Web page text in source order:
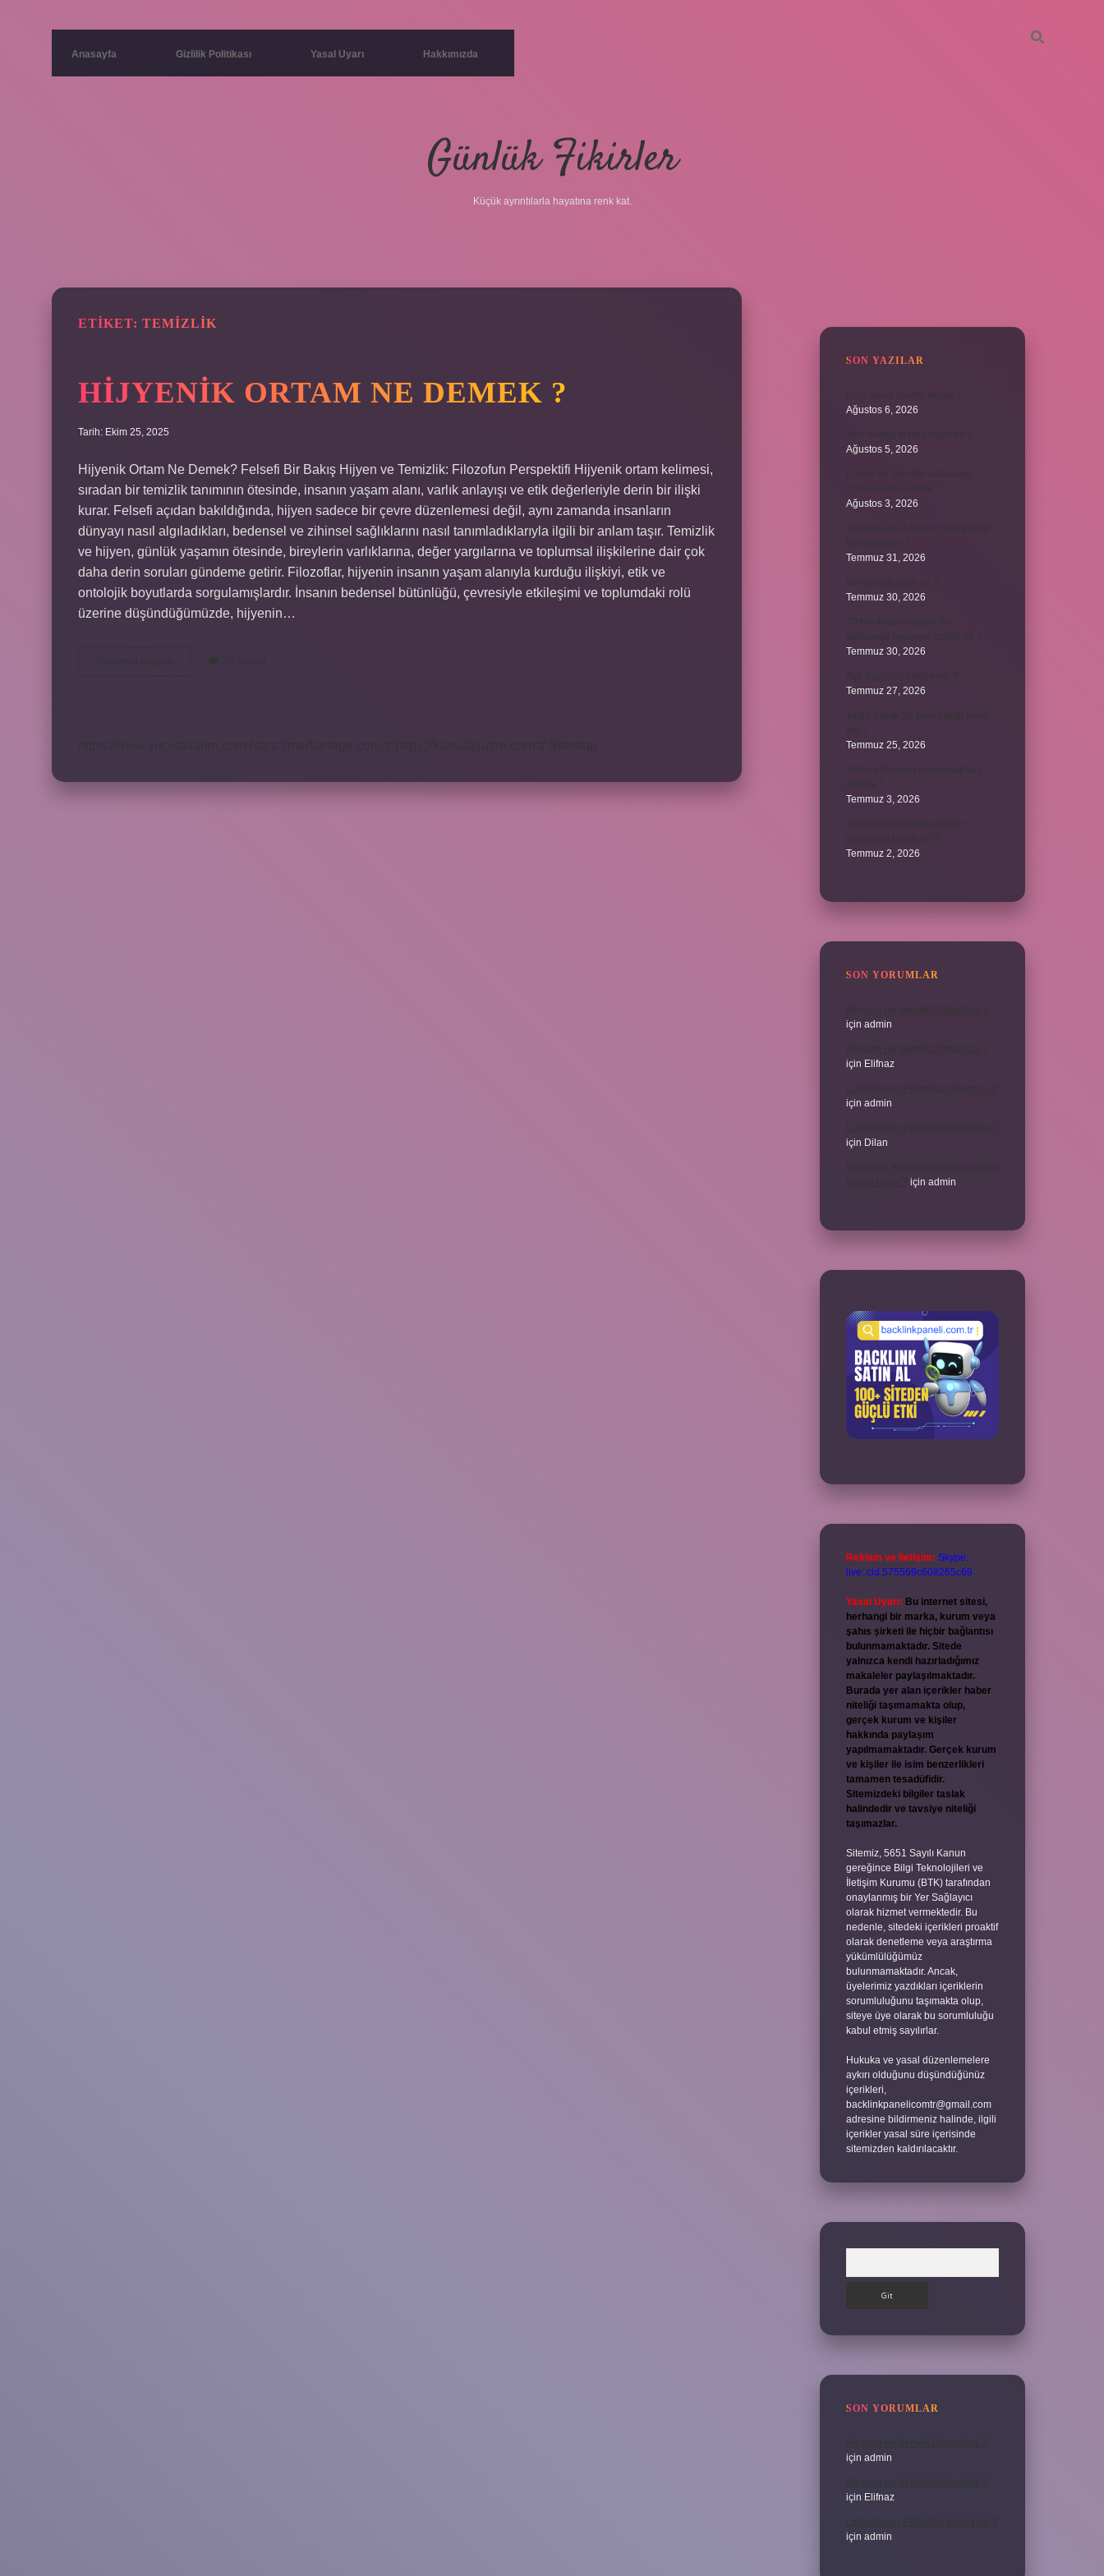
Anasayfa Gizlilik Politikası Yasal Uyarı Hakkımızda
Günlük Fikirler
Küçük ayrıntılarla hayatına renk kat.
ETIKET: TEMIZLIK
HIJYENIK ORTAM NE DEMEK ?
Tarih: Ekim 25, 2025
Hijyenik Ortam Ne Demek? Felsefi Bir Bakış Hijyen ve Temizlik: Filozofun Perspektifi Hijyenik ortam kelimesi,
sıradan bir temizlik tanımının ötesinde, insanın yaşam alanı, varlık anlayışı ve etik değerleriyle derin bir ilişki
kurar. Felsefi açıdan bakıldığında, hijyen sadece bir çevre düzenlemesi değil, aynı zamanda insanların
dünyayı nasıl algıladıkları, bedensel ve zihinsel sağlıklarını nasıl tanımladıklarıyla ilgili bir anlam taşır. Temizlik
ve hijyen, günlük yaşamın ötesinde, bireylerin varlıklarına, değer yargılarına ve toplumsal ilişkilerine dair çok
daha derin soruları gündeme getirir. Filozoflar, hijyenin insanın yaşam alanıyla kurduğu ilişkiyi, etik ve
ontolojik boyutlarda sorgulamışlardır. İnsanın bedensel bütünlüğü, çevresiyle etkileşimi ve toplumdaki rolü
üzerine düşündüğümüzde, hijyenin…
SON YAZILAR
Ağustos 6, 2026
Ağustos 5, 2026
Ağustos 3, 2026
Temmuz 31, 2026
Temmuz 30, 2026
Temmuz 30, 2026
Temmuz 27, 2026
Temmuz 25, 2026
Temmuz 3, 2026
Temmuz 2, 2026
SON YORUMLAR
için admin
için Elifnaz
için admin
için Dilan
için admin
Reklam ve İletişim: Skype:
live:.cid.575569c608265c69
Yasal Uyarı: Bu internet sitesi,
herhangi bir marka, kurum veya
şahıs şirketi ile hiçbir bağlantısı
bulunmamaktadır. Sitede
yalnızca kendi hazırladığımız
makaleler paylaşılmaktadır.
Burada yer alan içerikler haber
niteliği taşımamakta olup,
gerçek kurum ve kişiler
hakkında paylaşım
yapılmamaktadır. Gerçek kurum
ve kişiler ile isim benzerlikleri
tamamen tesadüfidir.
Sitemizdeki bilgiler taslak
halindedir ve tavsiye niteliği
taşımazlar.
Sitemiz, 5651 Sayılı Kanun
gereğince Bilgi Teknolojileri ve
İletişim Kurumu (BTK) tarafından
onaylanmış bir Yer Sağlayıcı
olarak hizmet vermektedir. Bu
nedenle, sitedeki içerikleri proaktif
olarak denetleme veya araştırma
yükümlülüğümüz
bulunmamaktadır. Ancak,
üyelerimiz yazdıkları içeriklerin
sorumluluğunu taşımakta olup,
siteye üye olarak bu sorumluluğu
kabul etmiş sayılırlar.
Hukuka ve yasal düzenlemelere
aykırı olduğunu düşündüğünüz
içerikleri,
backlinkpanelicomtr@gmail.com
adresine bildirmeniz halinde, ilgili
içerikler yasal süre içerisinde
sitemizden kaldırılacaktır.
SON YORUMLAR
Meyane ne demek Osmanlıca ?
için admin
Meyane ne demek Osmanlıca ?
için Elifnaz
Laboratuvar Pırlantası kararır mı ?
için admin